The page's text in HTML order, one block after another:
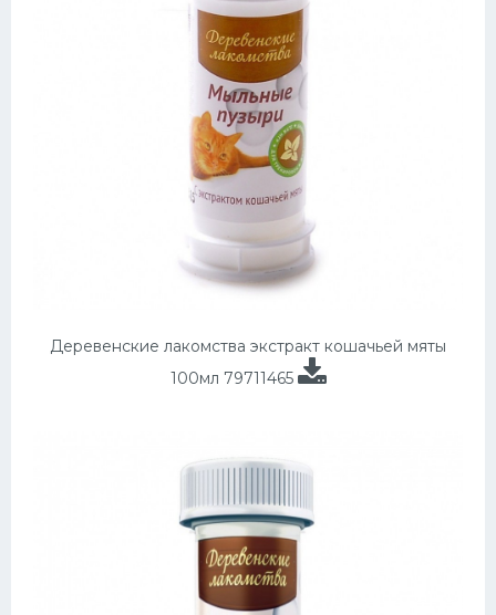
Деревенские лакомства экстракт кошачьей мяты
100мл 79711465